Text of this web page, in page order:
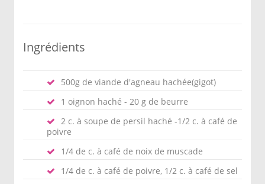
Ingrédients
500g de viande d'agneau hachée(gigot)
1 oignon haché - 20 g de beurre
2 c. à soupe de persil haché -1/2 c. à café de
poivre
1/4 de c. à café de noix de muscade
1/4 de c. à café de poivre, 1/2 c. à café de sel